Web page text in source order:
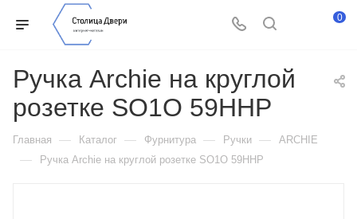
0
Ручка Archie на круглой
розетке SO1O 59HHP
Главная — Каталог — Фурнитура — Ручки — ARCHIE
— Ручка Archie на круглой розетке SO1O 59HHP